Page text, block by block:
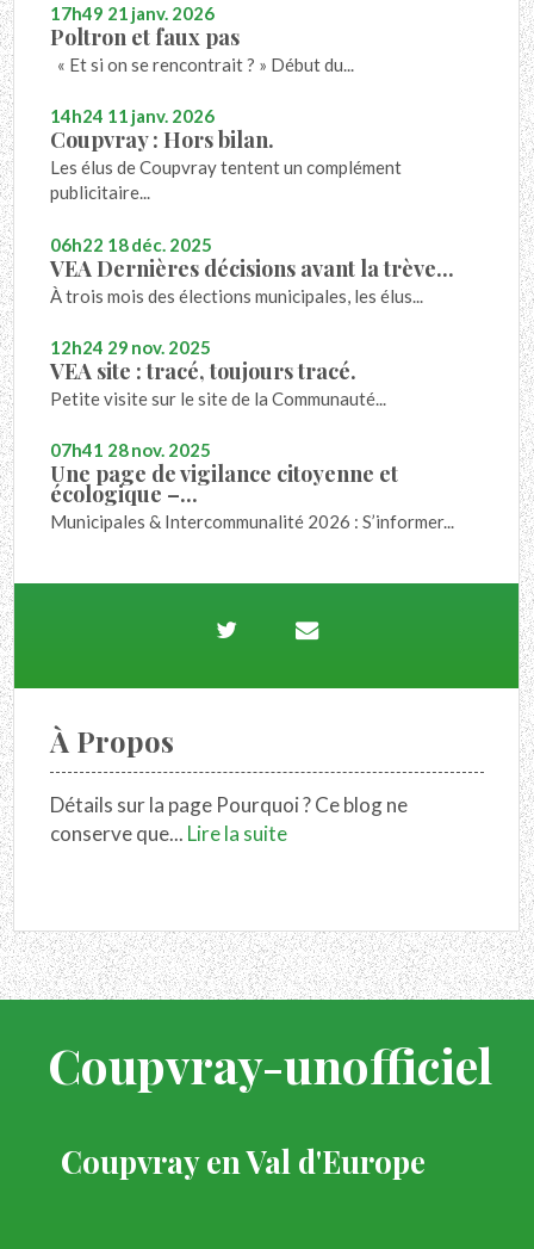
17h49 21 janv. 2026
Poltron et faux pas
« Et si on se rencontrait ? » Début du...
14h24 11 janv. 2026
Coupvray : Hors bilan.
Les élus de Coupvray tentent un complément
publicitaire...
06h22 18déc. 2025
VEA Dernières décisions avant la trève...
À trois mois des élections municipales, les élus...
12h24 29 nov. 2025
VEA site : tracé, toujours tracé.
Petite visite sur le site de la Communauté...
07h41 28nov. 2025
Une page de vigilance citoyenne et
écologique –...
Municipales & Intercommunalité 2026 : S’informer...
À Propos
Détails sur la page Pourquoi ? Ce blog ne
conserve que... Lire la suite
Coupvray-unofficiel
Coupvray en Val d'Europe